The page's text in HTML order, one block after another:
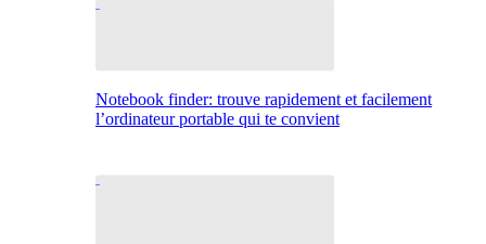
Notebook finder: trouve rapidement et facilement
l’ordinateur portable qui te convient